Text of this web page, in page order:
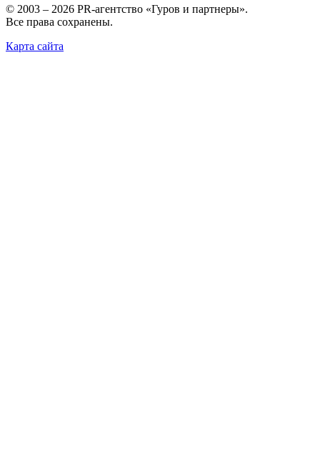
© 2003 – 2026 PR-агентство «Гуров и партнеры».
Все права сохранены.
Карта сайта